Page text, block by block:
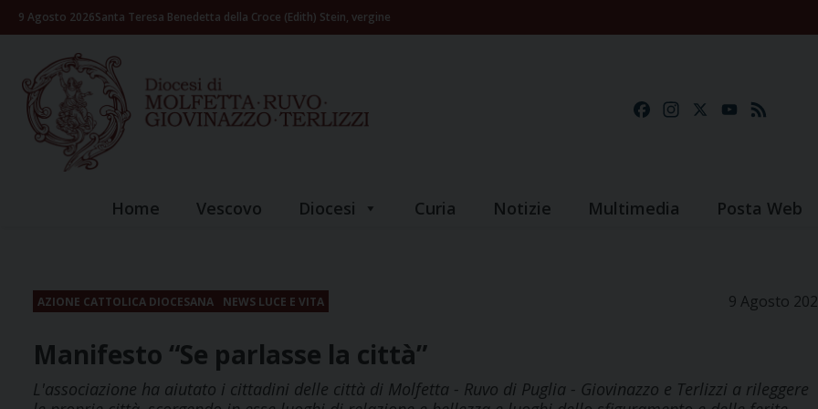
Skip9 Agosto 2026Santa Teresa Benedetta della Croce (Edith) Stein, vergine
FacebookInstagramYouTube
Home Vescovo Diocesi Curia Notizie Multimedia Posta Web
AZIONE CATTOLICA DIOCESANA NEWS LUCE E VITA 9 Agosto
Manifesto “Se parlasse la città”
L'associazione ha aiutato i cittadini delle città di Molfetta - Ruvo di Puglia - Giovinazzo e Terlizzi a rileggere